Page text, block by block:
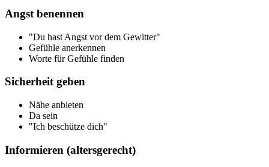
Angst benennen
"Du hast Angst vor dem Gewitter"
Gefühle anerkennen
Worte für Gefühle finden
Sicherheit geben
Nähe anbieten
Da sein
"Ich beschütze dich"
Informieren (altersgerecht)